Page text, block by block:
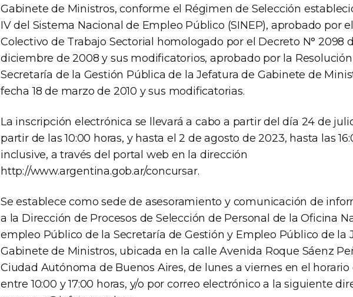
Gabinete de Ministros, conforme el Régimen de Selección
IV del Sistema Nacional de Empleo Público (SINEP), aprobado por
Colectivo de Trabajo Sectorial homologado por el Decreto N° 2098
diciembre de 2008 y sus modificatorios, aprobado por la
Secretaría de la Gestión Pública de la Jefatura de Gabinete de
fecha 18 de marzo de 2010 y sus modificatorias.
La inscripción electrónica se llevará a cabo a partir del día 24 de
partir de las 10:00 horas, y hasta el 2 de agosto de 2023, hasta las
inclusive, a través del portal web en la dirección
http://www.argentina.gob.ar/concursar.
Se establece como sede de asesoramiento y comunicación de
a la Dirección de Procesos de Selección de Personal de la Oficina
empleo Público de la Secretaría de Gestión y Empleo Público de la
Gabinete de Ministros, ubicada en la calle Avenida Roque Sáenz
Ciudad Autónoma de Buenos Aires, de lunes a viernes en el
entre 10:00 y 17:00 horas, y/o por correo electrónico a la siguiente